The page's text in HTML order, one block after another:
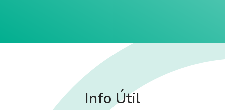
Info Útil